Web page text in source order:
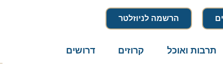
הרשמה לניוזלטר
ואוכל קרוזים דרושים